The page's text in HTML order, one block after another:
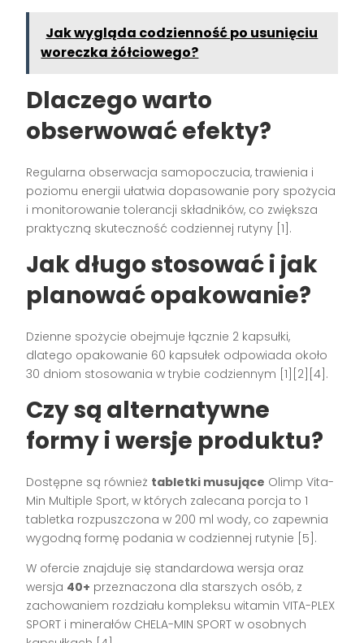
Jak wygląda codzienność po usunięciu
woreczka żółciowego?
Dlaczego warto
obserwować efekty?
Regularna obserwacja samopoczucia, trawienia i
poziomu energii ułatwia dopasowanie pory spożycia
i monitorowanie tolerancji składników, co zwiększa
praktyczną skuteczność codziennej rutyny [1].
Jak długo stosować i jak
planować opakowanie?
Dzienne spożycie obejmuje łącznie 2 kapsułki,
dlatego opakowanie 60 kapsułek odpowiada około
30 dniom stosowania w trybie codziennym [1][2][4].
Czy są alternatywne
formy i wersje produktu?
Dostępne są również tabletki musujące Olimp Vita-
Min Multiple Sport, w których zalecana porcja to 1
tabletka rozpuszczona w 200 ml wody, co zapewnia
wygodną formę podania w codziennej rutynie [5].
W ofercie znajduje się standardowa wersja oraz
wersja 40+ przeznaczona dla starszych osób, z
zachowaniem rozdziału kompleksu witamin VITA-PLEX
SPORT i minerałów CHELA-MIN SPORT w osobnych